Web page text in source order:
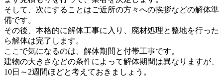
そして、次にすることはご近所の方々への挨拶などの解体準
備です。
その後、本格的に解体工事に入り、廃材処理と整地を行った
ら解体は完了します。
ここで気になるのは、解体期間と付帯工事です。
建物の大きさなどの条件によって解体期間は異なりますが、
10日～2週間ほどと考えておきましょう。